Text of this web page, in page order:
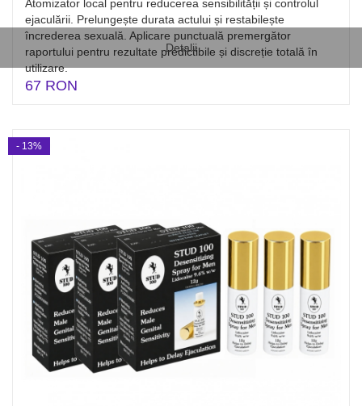
Detalii
Atomizator local pentru reducerea sensibilității și controlul
ejaculării. Prelungește durata actului și restabilește
încrederea sexuală. Aplicare punctuală premergător
raportului pentru rezultate predictibile și discreție totală în
utilizare.
67 RON
- 13%